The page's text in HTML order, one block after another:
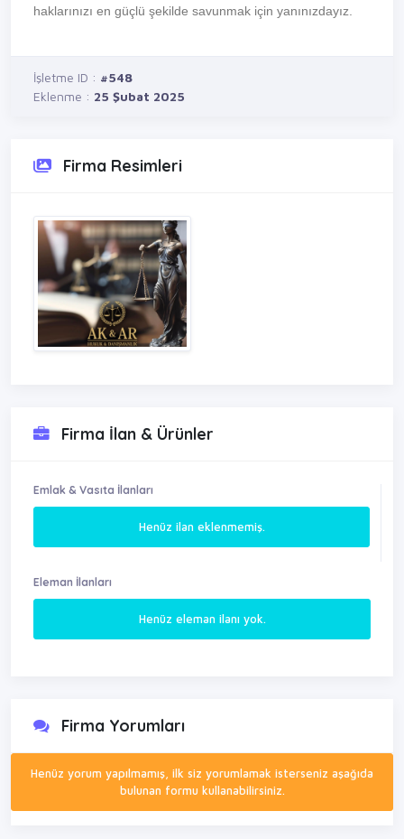
haklarınızı en güçlü şekilde savunmak için yanınızdayız.
İşletme ID : #548
Eklenme : 25 Şubat 2025
Firma Resimleri
Firma İlan & Ürünler
Emlak & Vasıta İlanları
Henüz ilan eklenmemiş.
Eleman İlanları
Henüz eleman ilanı yok.
Firma Yorumları
Henüz yorum yapılmamış, ilk siz yorumlamak isterseniz aşağıda
bulunan formu kullanabilirsiniz.